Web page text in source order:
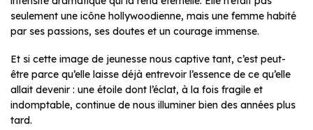
seulement une icône hollywoodienne, mais une femme habité
par ses passions, ses doutes et un courage immense.
Et si cette image de jeunesse nous captive tant, c’est peut-
être parce qu’elle laisse déjà entrevoir l’essence de ce qu’elle
allait devenir : une étoile dont l’éclat, à la fois fragile et
indomptable, continue de nous illuminer bien des années plus
tard.